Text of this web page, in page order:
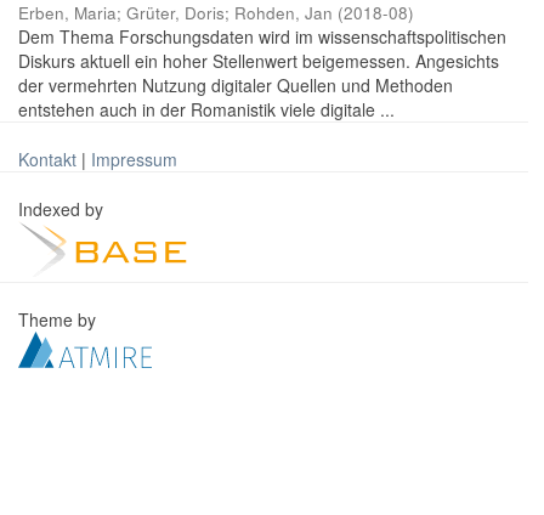
Erben, Maria; Grüter, Doris; Rohden, Jan (2018-08)
Dem Thema Forschungsdaten wird im wissenschaftspolitischen
Diskurs aktuell ein hoher Stellenwert beigemessen. Angesichts
der vermehrten Nutzung digitaler Quellen und Methoden
entstehen auch in der Romanistik viele digitale ...
Kontakt | Impressum
Indexed by
Theme by